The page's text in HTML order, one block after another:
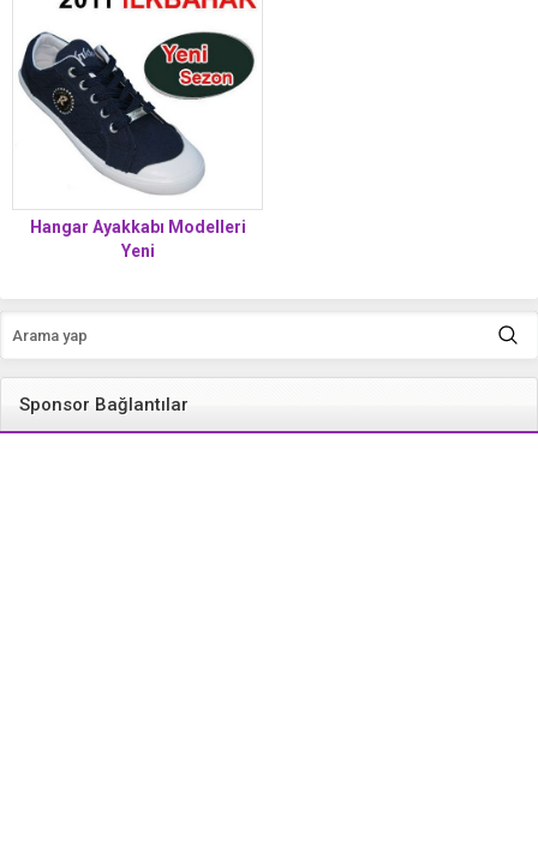
Hangar Ayakkabı Modelleri
Yeni
Sponsor Bağlantılar